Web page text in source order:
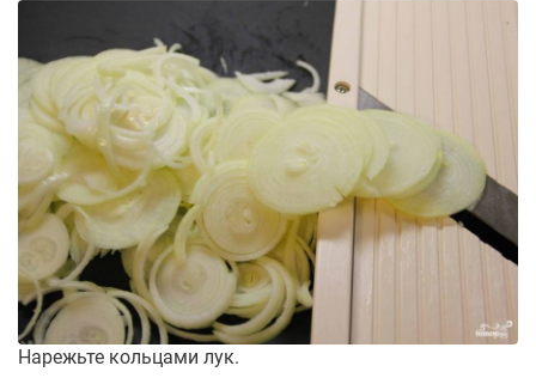
Нарежьте кольцами лук.